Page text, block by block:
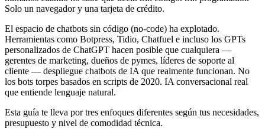
Solo un navegador y una tarjeta de crédito.
El espacio de chatbots sin código (no-code) ha explotado.
Herramientas como Botpress, Tidio, Chatfuel e incluso los GPTs
personalizados de ChatGPT hacen posible que cualquiera —
gerentes de marketing, dueños de pymes, líderes de soporte al
cliente — despliegue chatbots de IA que realmente funcionan. No
los bots torpes basados en scripts de 2020. IA conversacional real
que entiende lenguaje natural.
Esta guía te lleva por tres enfoques diferentes según tus necesidades,
presupuesto y nivel de comodidad técnica.